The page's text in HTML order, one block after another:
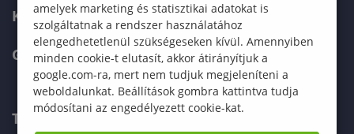
KARRIER
GREEN UNIVERSITY
TELEFONKÖNYV
amelyek marketing és statisztikai adatokat is
szolgáltatnak a rendszer használatához
elengedhetetlenül szükségeseken kívül. Amennyiben
minden cookie-t elutasít, akkor átirányítjuk a
google.com-ra, mert nem tudjuk megjeleníteni a
weboldalunkat. Beállítások gombra kattintva tudja
módosítani az engedélyezett cookie-kat.